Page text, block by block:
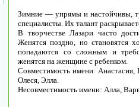
Зимние — упрямы и настойчивы,
специалисты. Их талант
В творчестве Лазари часто
Женятся поздно, но
попадаются со сложным и
женятся на женщине с ребенком.
Совместимость имени:
Олеся, Элла.
Несовместимость имени: Алла,